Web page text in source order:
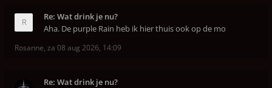
Re: Wat drink je nu?
Aha. De purple Rain heb ik hier thuis ook op de mo
Rosanne, za 08 aug 2026, 14:09
Re: Wat drink je nu?